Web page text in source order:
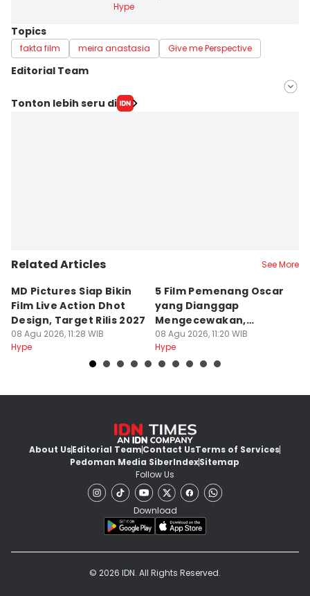
Hype
Topics
fakta film meira anastasia Give me Perspective
Editorial Team
Editor
Tonton lebih seru di
Related Articles See More
MD Pictures Siap Bikin
Film Live Action Dhot
Design, Target Rilis 2027
08 Agu 2026, 11:28 WIB
Hype
5 Film Pemenang Oscar
yang Dianggap
Mengecewakan,
Kenapa?
08 Agu 2026, 11:20 WIB
Hype
About UsEditorial TeamContact UsTerms of Services
Pedoman Media SiberIndexSitemap
Follow Us
Download
© 2026 IDN. All Rights Reserved.